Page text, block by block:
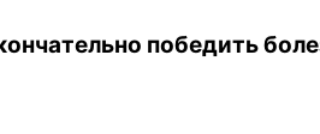
победить